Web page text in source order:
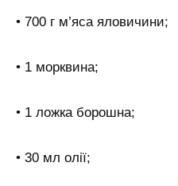
• 700 г м’яса яловичини;
• 1 морквина;
• 1 ложка борошна;
• 30 мл олії;